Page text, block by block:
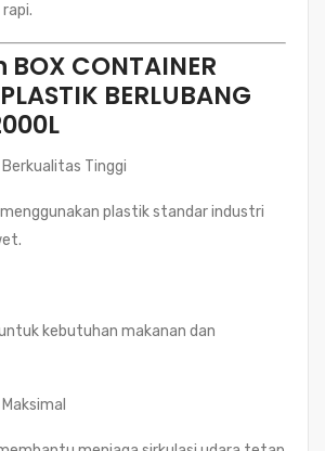
CONTAINER
BERLUBANG
Tinggi
plastik standar industri
kebutuhan makanan dan